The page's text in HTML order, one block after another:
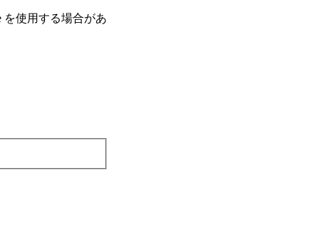
使⽤する場合があ